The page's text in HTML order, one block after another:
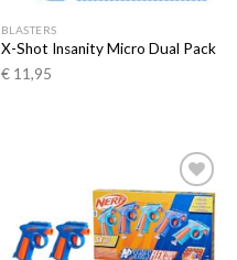
BLASTERS
X-Shot Insanity Micro Dual Pack
€11,95
Toevoegen
aan
verlanglijst